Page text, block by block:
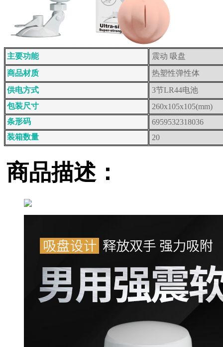
主要功能
震动 吸盘
商品材质
热塑性弹性体
供电方式
3节LR44电池
包装尺寸
260x105x105(mm)
条形码
6959532318036
装箱数量
20
商品描述：